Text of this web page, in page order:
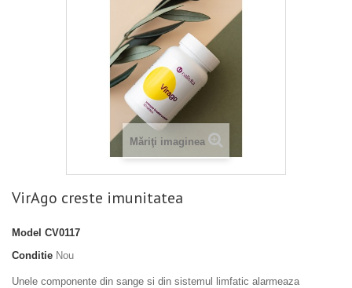
Măriţi imaginea
VirAgo creste imunitatea
Model CV0117
Conditie Nou
Unele componente din sange si din sistemul limfatic alarmeaza